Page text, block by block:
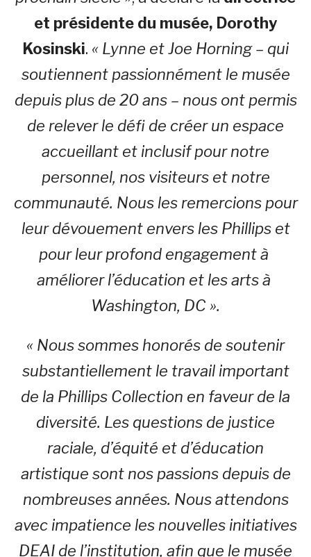
et présidente du musée, Dorothy
Kosinski. « Lynne et Joe Horning – qui
soutiennent passionnément le musée
depuis plus de 20 ans – nous ont permis
de relever le défi de créer un espace
accueillant et inclusif pour notre
personnel, nos visiteurs et notre
communauté. Nous les remercions pour
leur dévouement envers les Phillips et
pour leur profond engagement à
améliorer l’éducation et les arts à
Washington, DC ».
« Nous sommes honorés de soutenir
substantiellement le travail important
de la Phillips Collection en faveur de la
diversité. Les questions de justice
raciale, d’équité et d’éducation
artistique sont nos passions depuis de
nombreuses années. Nous attendons
avec impatience les nouvelles initiatives
DEAI de l’institution, afin que le musée